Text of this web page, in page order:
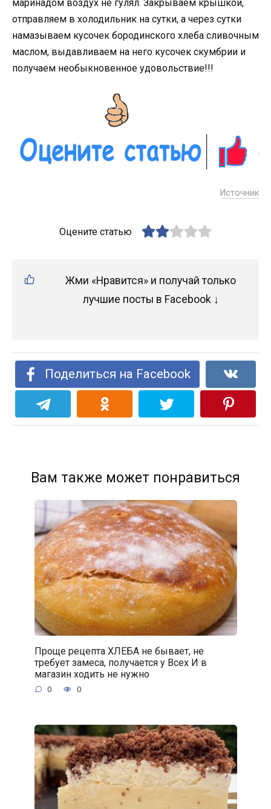
маринадом воздух не гулял. Закрываем крышкой,
отправляем в холодильник на сутки, а через сутки
намазываем кусочек бородинского хлеба сливочным
маслом, выдавливаем на него кусочек скумбрии и
получаем необыкновенное удовольствие!!!
Источник
Оцените статью
Жми «Нравится» и получай только
лучшие посты в Facebook ↓
Поделиться на Facebook
Вам также может понравиться
Проще рецепта ХЛЕБА не бывает, не
требует замеса, получается у Всех И в
магазин ходить не нужно
0 0